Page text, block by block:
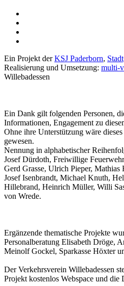
Ein Projekt derKSJ Paderborn,
Realisierung und Umsetzung: multi-
Willebadessen
Ein Dank gilt folgenden Personen,
Informationen, Engagement zu
Ohne ihre Unterstützung wäre
gewesen.
Nennung in alphabetischer
Josef Dürdoth, Freiwillige
Gerd Grasse, Ulrich Pieper, Mathias
Josef Isenbrandt, Michael Knuth,
Hillebrand, Heinrich Müller, Willi
von Wrede.
Ergänzende thematische Projekte
Personalberatung Elisabeth Dröge,
Meinolf Gockel, Sparkasse Höxter
Der Verkehrsverein Willebadessen
Projekt kostenlos Webspace und